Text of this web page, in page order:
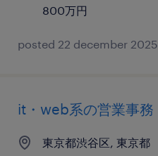
800万円
posted 22 december 2025
it・web系の営業事務
東京都渋谷区, 東京都